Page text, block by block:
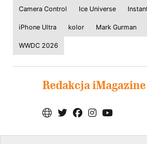
Camera Control Ice Universe
iPhone Ultra kolor Mark Gurman
WWDC 2026
Redakcja iMagazine